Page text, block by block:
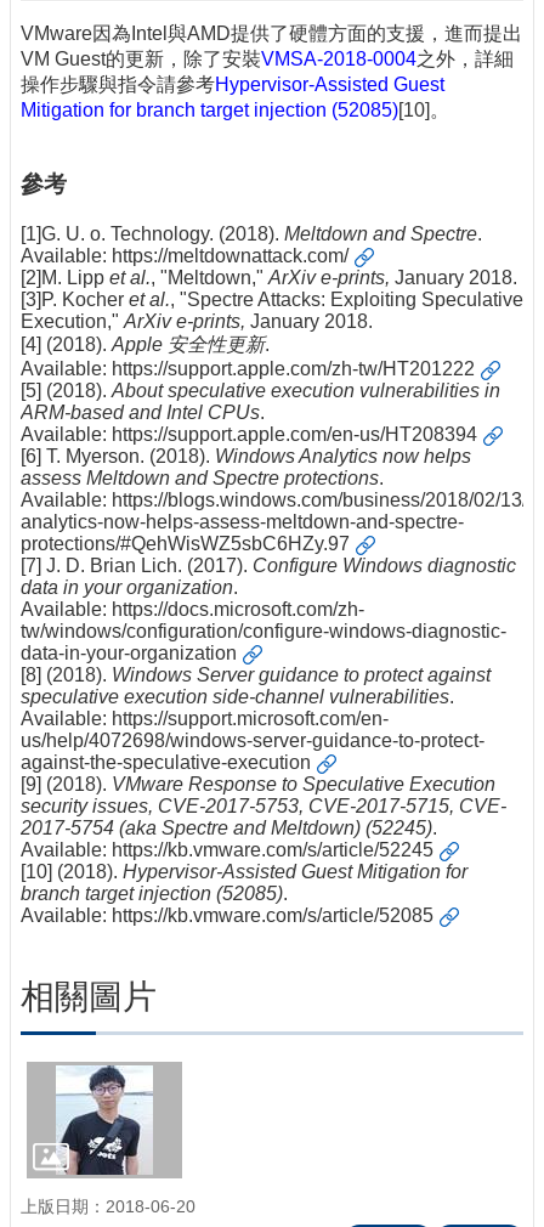
VMware因為Intel與AMD提供了硬體方面的支援，進而提出
VM Guest的更新，除了安裝VMSA-2018-0004之外，詳細
操作步驟與指令請參考Hypervisor-Assisted Guest
Mitigation for branch target injection (52085) [10]。
參考
[1]G. U. o. Technology. (2018). Meltdown and Spectre.
Available: https://meltdownattack.com/
[2]M. Lipp et al., "Meltdown," ArXiv e-prints, January 2018.
[3]P. Kocher et al., "Spectre Attacks: Exploiting Speculative
Execution," ArXiv e-prints, January 2018.
[4] (2018). Apple 安全性更新.
Available: https://support.apple.com/zh-tw/HT201222
[5] (2018). About speculative execution vulnerabilities in
ARM-based and Intel CPUs.
Available: https://support.apple.com/en-us/HT208394
[6] T. Myerson. (2018). Windows Analytics now helps
assess Meltdown and Spectre protections.
Available: https://blogs.windows.com/business/2018/02/13/
analytics-now-helps-assess-meltdown-and-spectre-
protections/#QehWisWZ5sbC6HZy.97
[7] J. D. Brian Lich. (2017). Configure Windows diagnostic
data in your organization.
Available: https://docs.microsoft.com/zh-
tw/windows/configuration/configure-windows-diagnostic-
data-in-your-organization
[8] (2018). Windows Server guidance to protect against
speculative execution side-channel vulnerabilities.
Available: https://support.microsoft.com/en-
us/help/4072698/windows-server-guidance-to-protect-
against-the-speculative-execution
[9] (2018). VMware Response to Speculative Execution
security issues, CVE-2017-5753, CVE-2017-5715, CVE-
2017-5754 (aka Spectre and Meltdown) (52245).
Available: https://kb.vmware.com/s/article/52245
[10] (2018). Hypervisor-Assisted Guest Mitigation for
branch target injection (52085).
Available: https://kb.vmware.com/s/article/52085
相關圖片
上版日期：2018-06-20